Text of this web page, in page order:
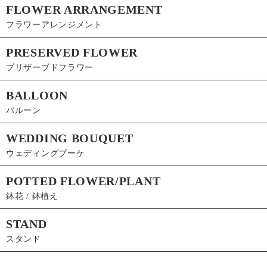
FLOWER ARRANGEMENT
フラワーアレンジメント
PRESERVED FLOWER
プリザーブドフラワー
BALLOON
バルーン
WEDDING BOUQUET
ウェディングブーケ
POTTED FLOWER/PLANT
鉢花 / 鉢植え
STAND
スタンド